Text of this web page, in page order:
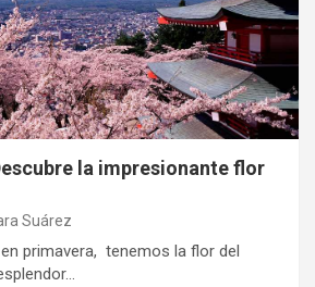
la impresionante flor
Suárez
en primavera, tenemos la flor del